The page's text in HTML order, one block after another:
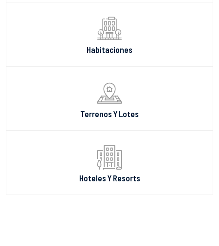
Habitaciones
Terrenos Y Lotes
Hoteles Y Resorts